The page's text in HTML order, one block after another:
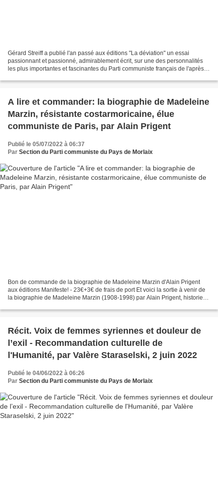
Gérard Streiff a publié l'an passé aux éditions "La déviation" un essai
passionnant et passionné, admirablement écrit, sur une des personnalités
les plus importantes et fascinantes du Parti communiste français de l'après-
A lire et commander: la biographie de Madeleine
Marzin, résistante costarmoricaine, élue
communiste de Paris, par Alain Prigent
Publié le 05/07/2022 à 06:37
Par Section du Parti communiste du Pays de Morlaix
Bon de commande de la biographie de Madeleine Marzin d'Alain Prigent
aux éditions Manifeste! - 23€+3€ de frais de port Et voici la sortie à venir de
la biographie de Madeleine Marzin (1908-1998) par Alain Prigent, historien,
Récit. Voix de femmes syriennes et douleur de
l’exil - Recommandation culturelle de
l'Humanité, par Valère Staraselski, 2 juin 2022
Publié le 04/06/2022 à 06:26
Par Section du Parti communiste du Pays de Morlaix